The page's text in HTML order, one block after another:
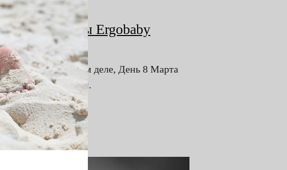
Ergobaby
но на самом деле, День 8 Марта
сферах жизни.